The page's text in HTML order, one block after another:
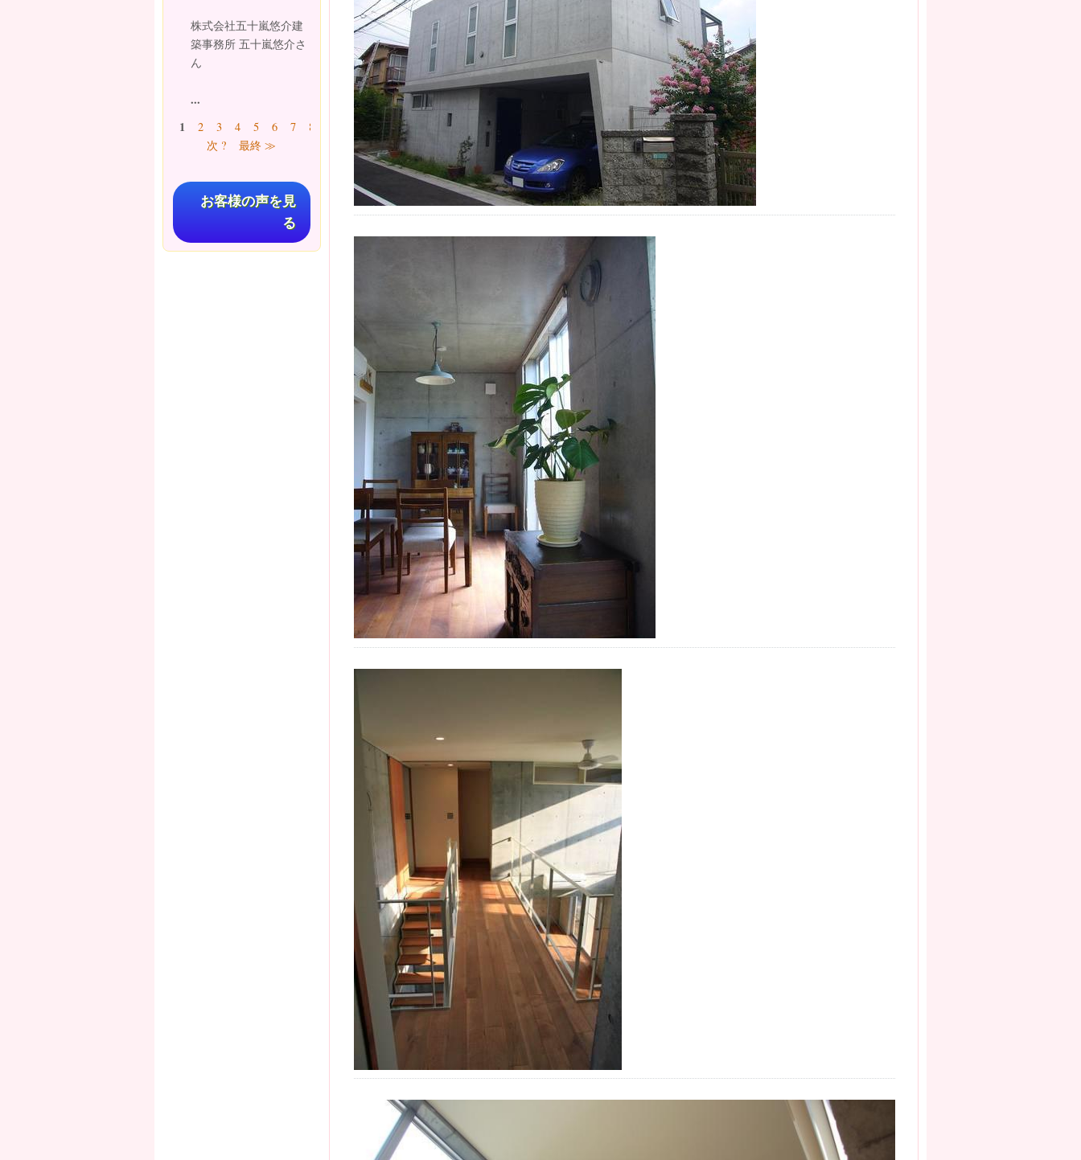
株式会社五十嵐悠介建
築事務所 五十嵐悠介さ
ん
...
ページ
1 2 3 4 5 6 7 8
次 ?
最終 ≫
お客様の声を見
る